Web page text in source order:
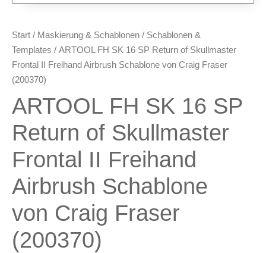
Spachtelmasse & Sprühspachtel
Schleif- & Poliermittel
Sandstrahlen & Spezialbehandlungen
Maskierung & Schablonen
Maskierfolien & Maskierbänder
Schablonen & Templates
Reinigung & Pflege
Oberflächenreiniger
Airbrush-Reiniger
Luftreinigung & Filter
Zubehör & Ausstattung
Start / Maskierung & Schablonen / Schablonen &
Templates / ARTOOL FH SK 16 SP Return of Skullmaster
Frontal II Freihand Airbrush Schablone von Craig Fraser
(200370)
ARTOOL FH SK 16 SP
Return of Skullmaster
Frontal II Freihand
Airbrush Schablone
von Craig Fraser
(200370)